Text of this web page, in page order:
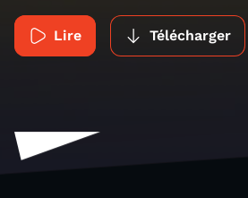
Lire Télécharger